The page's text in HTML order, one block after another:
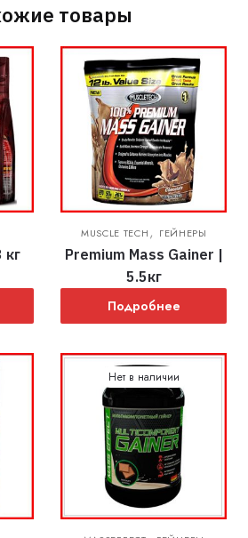
товары
кг
MUSCLE TECH, ГЕЙНЕРЫ
Premium Mass Gainer |
5.5кг
Подробнее
Нет в наличии